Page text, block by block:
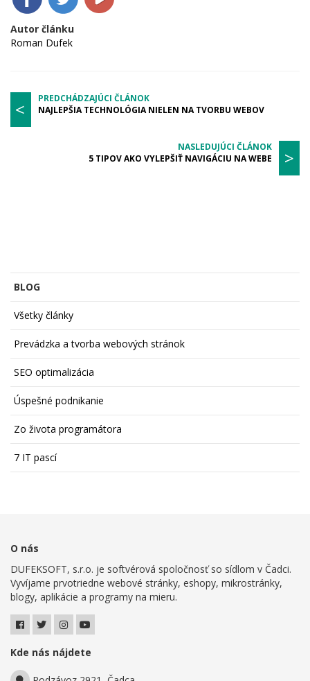
Autor článku
Roman Dufek
<
PREDCHÁDZAJÚCI ČLÁNOK
NAJLEPŠIA TECHNOLÓGIA NIELEN NA TVORBU WEBOV
>
NASLEDUJÚCI ČLÁNOK
5 TIPOV AKO VYLEPŠIŤ NAVIGÁCIU NA WEBE
BLOG
Všetky články
Prevádzka a tvorba webových stránok
SEO optimalizácia
Úspešné podnikanie
Zo života programátora
7 IT pascí
O nás
DUFEKSOFT, s.r.o. je softvérová spoločnosť so sídlom v Čadci.
Vyvíjame prvotriedne webové stránky, eshopy, mikrostránky,
blogy, aplikácie a programy na mieru.
Kde nás nájdete